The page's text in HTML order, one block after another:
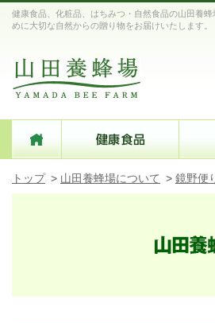
健康食品、化粧品、はちみつ・自然食品の山田養
めに大切な自然からの贈り物をお届けいたします。
トップ > 山田養蜂場について > 鏡野便